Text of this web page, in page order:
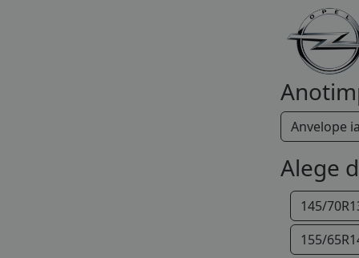
Anvelope
Alege
145/
155/